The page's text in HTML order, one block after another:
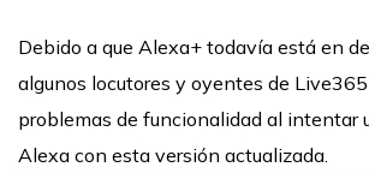
Debido a que Alexa+ todavía está en
algunos locutores y oyentes de
problemas de funcionalidad al intentar
Alexa con esta versión actualizada.